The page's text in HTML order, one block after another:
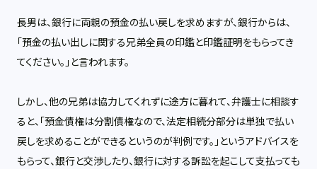
長男は、銀行に両親の預金の払い戻しを求めますが、銀行からは、
「預金の払い出しに関する兄弟全員の印鑑と印鑑証明をもらってき
てください。」と言われます。
しかし、他の兄弟は協力してくれずに途方に暮れて、弁護士に相談す
ると、「預金債権は分割債権なので、法定相続分部分は単独で払い
戻しを求めることができるというのが判例です。」というアドバイスを
もらって、銀行と交渉したり、銀行に対する訴訟を起こして支払っても